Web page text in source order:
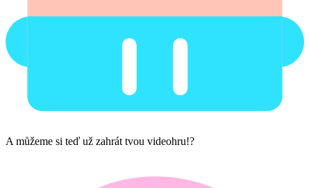
A můžeme si teď už zahrát tvou videohru!?